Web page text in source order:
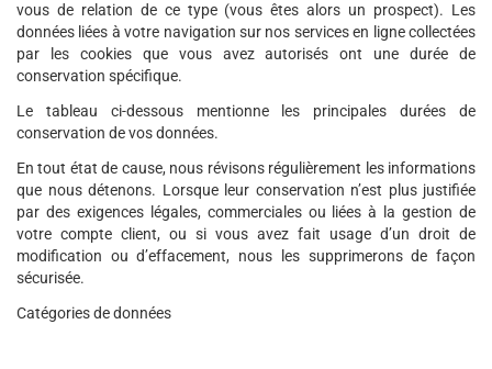
vous de relation de ce type (vous êtes alors un prospect). Les
données liées à votre navigation sur nos services en ligne collectées
par les cookies que vous avez autorisés ont une durée de
conservation spécifique.
Le tableau ci-dessous mentionne les principales durées de
conservation de vos données.
En tout état de cause, nous révisons régulièrement les informations
que nous détenons. Lorsque leur conservation n’est plus justifiée
par des exigences légales, commerciales ou liées à la gestion de
votre compte client, ou si vous avez fait usage d’un droit de
modification ou d’effacement, nous les supprimerons de façon
sécurisée.
Catégories de données